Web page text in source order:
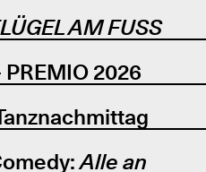
AM FUSS
2026
Alle an